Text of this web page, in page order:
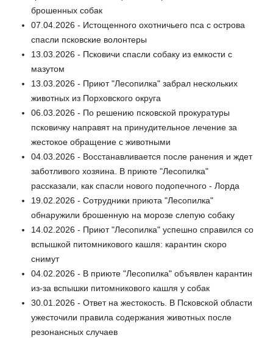
брошенных собак
07.04.2026 - Истощенного охотничьего пса с острова
спасли псковские волонтеры
13.03.2026 - Псковичи спасли собаку из емкости с
мазутом
13.03.2026 - Приют "Лесопилка" забрал нескольких
животных из Порховского округа
06.03.2026 - По решению псковской прокуратуры
псковичку направят на принудительное лечение за
жестокое обращение с животными
04.03.2026 - Восстанавливается после ранения и ждет
заботливого хозяина. В приюте "Лесопилка"
рассказали, как спасли нового подопечного - Лорда
19.02.2026 - Сотрудники приюта "Лесопилка"
обнаружили брошенную на морозе слепую собаку
14.02.2026 - Приют "Лесопилка" успешно справился со
вспышкой питомникового кашля: карантин скоро
снимут
04.02.2026 - В приюте "Лесопилка" объявлен карантин
из-за вспышки питомникового кашля у собак
30.01.2026 - Ответ на жестокость. В Псковской области
ужесточили правила содержания животных после
резонансных случаев